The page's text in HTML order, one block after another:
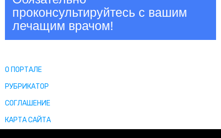
проконсультируйтесь с вашим
лечащим врачом!
О ПОРТАЛЕ
РУБРИКАТОР
СОГЛАШЕНИЕ
КАРТА САЙТА